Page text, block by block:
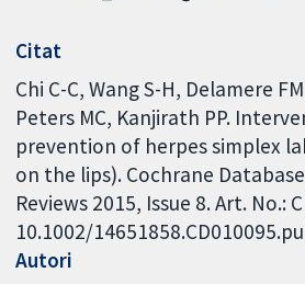
Citat
Chi C-C, Wang S-H, Delamere
Peters MC, Kanjirath PP.
prevention of herpes simplex
on the lips). Cochrane
Reviews 2015, Issue 8. Art. No.:
10.1002/
Autori